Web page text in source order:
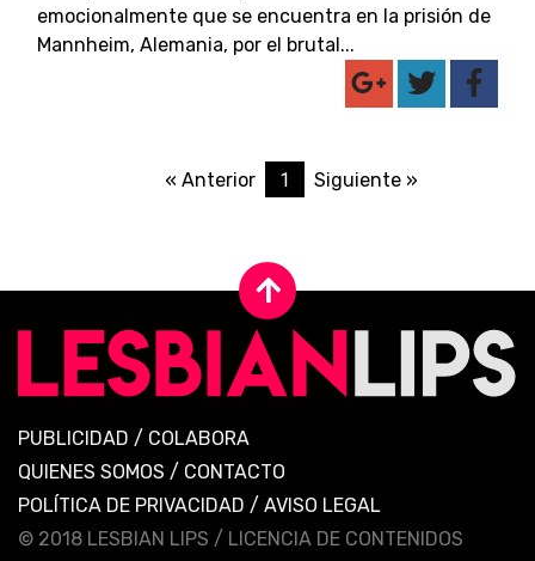
emocionalmente que se encuentra en la prisión de
Mannheim, Alemania, por el brutal...
« Anterior 1 Siguiente »
PUBLICIDAD / COLABORA
QUIENES SOMOS / CONTACTO
POLÍTICA DE PRIVACIDAD / AVISO LEGAL
© 2018 LESBIAN LIPS / LICENCIA DE CONTENIDOS